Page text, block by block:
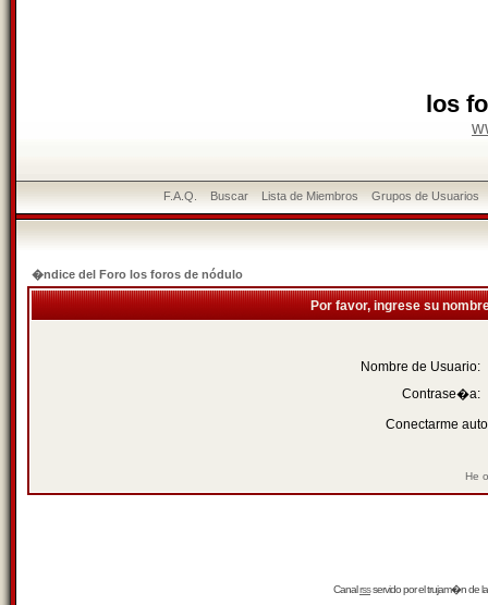
los
F.A.Q. Buscar Lista de Miembros Grupos de Usuarios
�ndice del Foro los foros de nódulo
Por favor, ingrese su
Nombre de Usuario:
Contrase�a:
Conectarme
He
Canalrssservido por eltrujam�nde